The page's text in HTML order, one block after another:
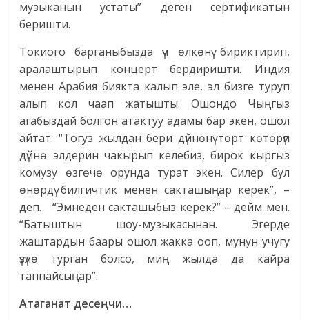
музыканын устаты” деген сертификатын
беришти.
Токиого барганыбызда үч өлкөнү бириктирип,
аралаштырып концерт бердиришти. Индия
менен Арабия биякта калып эле, эл бизге туруп
алып кол чаап жатышты. Ошондо Чыңгыз
агабыздай болгон атактуу адамы бар экен, ошол
айтат: “Тогуз жылдан бери дүйнөнү төрт көтөрүп
дүйнө элдерин чакырып келебиз, бирок кыргыз
комузу өзгөчө орунда турат экен. Силер бул
өнөрдү билгичтик менен сакташыңар керек”, –
деп. “Эмнеден сакташыбыз керек?” – дейм мен.
“Батыштын шоу-музыкасынан. Эгерде
жаштардын баары ошол жакка ооп, мунун учугу
үзүлө турган болсо, миң жылда да кайра
таппайсыңар”.
Атаганат десеңчи…